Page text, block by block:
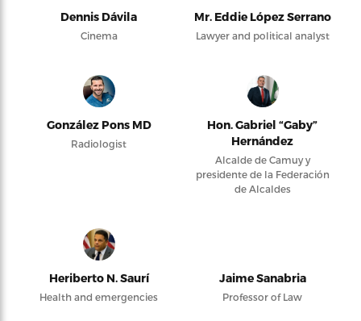
Dennis Dávila
Cinema
Mr. Eddie López Serrano
Lawyer and political analyst
González Pons MD
Radiologist
Hon. Gabriel “Gaby”
Hernández
Alcalde de Camuy y
presidente de la Federación
de Alcaldes
Heriberto N. Saurí
Health and emergencies
Jaime Sanabria
Professor of Law